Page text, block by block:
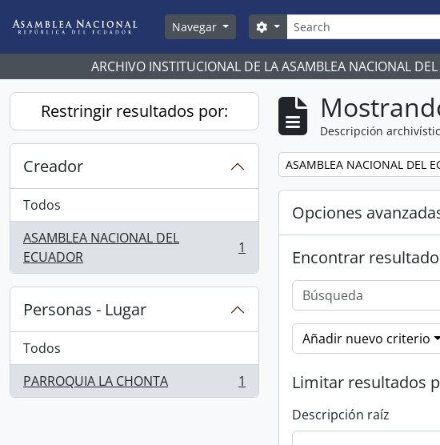
Navegar
Búsqueda
Search options
ARCHIVO INSTITUCIONAL DE LA ASAMBLEA NACIONAL
Restringir resultados por:
Creador
Todos
ASAMBLEA NACIONAL DEL
ECUADOR
, 1 resultados 1
Personas - Lugar
Todos
PARROQUIA LA CHONTA
, 1 resultados 1
Descripción
Remove filter:
ASAMBLEA NACIONAL DEL
Opciones
Encontrar
Añadir nuevo criterio
Limitar resultados
Descripción raíz